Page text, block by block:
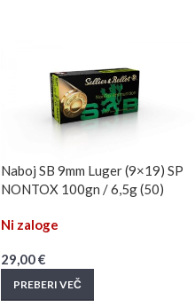
Naboj SB 9mm Luger (9×19) SP
NONTOX 100gn / 6,5g (50)
Ni zaloge
29,00€
PREBERI VEČ